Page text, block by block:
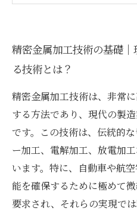
と未来展望
精密加工技術がもたら
を変える力の結集
精密金属加工が拓く新
ンの波
まとめ：多様な業界で
今後の展望
精密金属加工技術の基礎
る技術とは？
精密金属加工技術は、非常
する方法であり、現代の製
です。この技術は、伝統的
ー加工、電解加工、放電加
います。特に、自動車や航
能を確保するために極めて
要求され、それらの実現で